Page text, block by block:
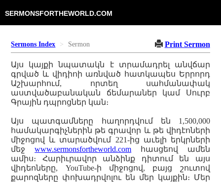
SERMONSFORTHEWORLD.COM
Sermons Index Sermon Print Sermon
Այս կայքի նպատակն է տրամադրել անվճար
գրված և վիդիոի առնված հատկապես Երրորդ
Աշխարհում, որտեղ սահմանափակ
աստվածաբանական ճեմարաներ կամ Սուրբ
Գրային դպրոցներ կան։
Այս պատգամները հաղորդվում են 1,500,000
համակարգիչներին թե գրավոր և թե վիդէոների
միջոցով և տարածվում 221-ից աւելի երկրների
մեջwww.sermonsfortheworld.com հասցեով ամեն
ամիս։ Հարիւրավոր անձինք դիտում են այս
վիդեոները, YouTube-ի միջոցով, բայց շուտով
քարոզները փոխադրվոլու են մեր կայքին։ Մեր